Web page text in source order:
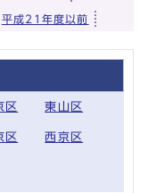
平成21年度以前
区 東山区
区 西京区